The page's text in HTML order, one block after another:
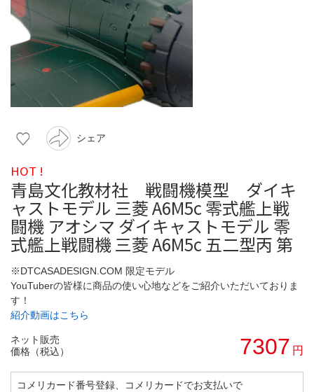
シェア
HOT !
青島文化教材社 戦闘機模型 ダイキ
ャストモデル 三菱 A6M5c 零式艦上戦
闘機 アオシマ ダイキャストモデル 零
式艦上戦闘機 三菱 A6M5c 五二型丙 第
※DTCASADESIGN.COM 限定モデル
YouTuberの皆様に商品の使い心地などをご紹介いただいておりま
す！
紹介動画はこちら
ネット販売
価格（税込）
7307 円
コメリカード番号登録、コメリカードでお支払いで